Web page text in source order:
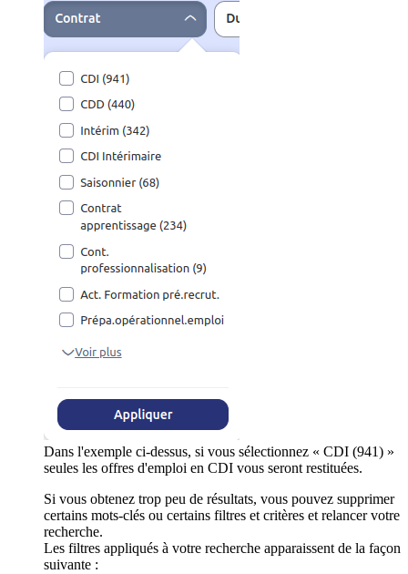
Dans l'exemple ci-dessus, si vous sélectionnez « CDI (941) »
seules les offres d'emploi en CDI vous seront restituées.
Si vous obtenez trop peu de résultats, vous pouvez supprimer
certains mots-clés ou certains filtres et critères et relancer votre
recherche.
Les filtres appliqués à votre recherche apparaissent de la façon
suivante :